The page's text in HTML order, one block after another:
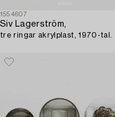
1554607
Siv Lagerström,
tre ringar akrylplast, 1970-tal.